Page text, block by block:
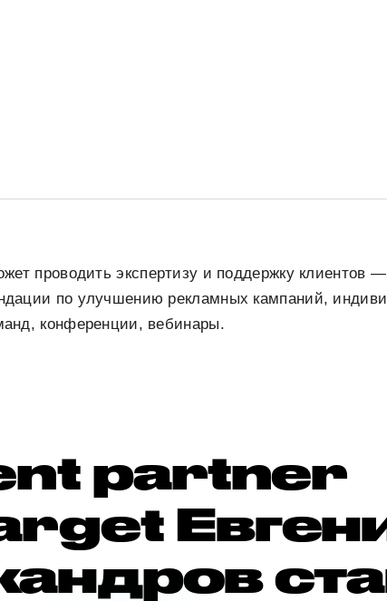
проводить экспертизу и поддержку клиентов
по улучшению рекламных кампаний,
конференции, вебинары.
partner